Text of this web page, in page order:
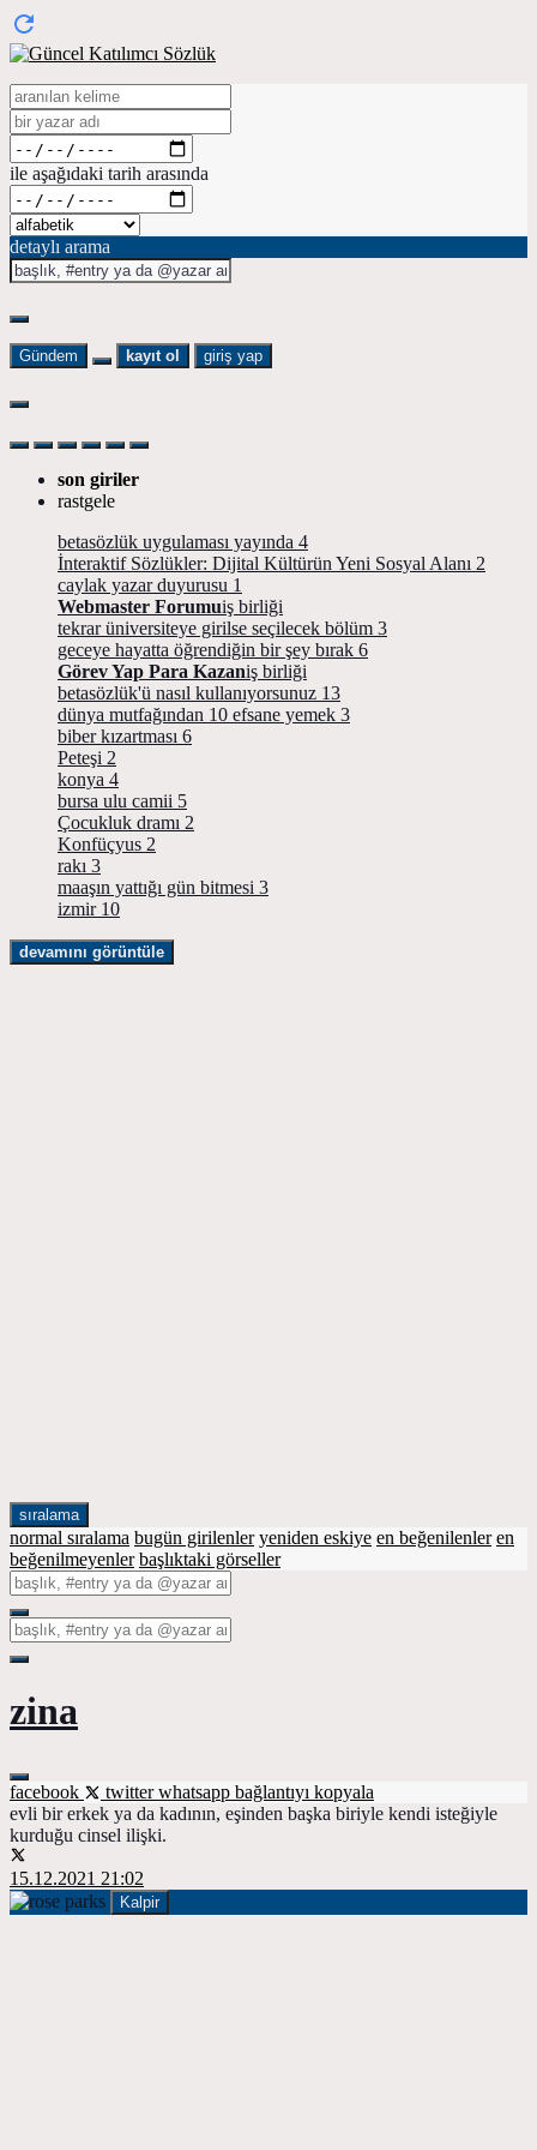
ile aşağıdaki tarih arasında
detaylı arama
Gündem kayıt ol giriş yap
son giriler
rastgele
betasözlük uygulaması yayında 4
İnteraktif Sözlükler: Dijital Kültürün Yeni Sosyal Alanı 2
caylak yazar duyurusu 1
Webmaster Forumuiş birliği
tekrar üniversiteye girilse seçilecek bölüm 3
geceye hayatta öğrendiğin bir şey bırak 6
Görev Yap Para Kazaniş birliği
betasözlük'ü nasıl kullanıyorsunuz 13
dünya mutfağından 10 efsane yemek 3
biber kızartması 6
Peteşi 2
konya 4
bursa ulu camii 5
Çocukluk dramı 2
Konfüçyus 2
rakı 3
maaşın yattığı gün bitmesi 3
izmir 10
devamını görüntüle
sıralama
normal sıralama bugün girilenler yeniden eskiye en beğenilenler en
beğenilmeyenler başlıktaki görseller
zina
facebook twitterwhatsapp bağlantıyı kopyala
evli bir erkek ya da kadının, eşinden başka biriyle kendi isteğiyle
kurduğu cinsel ilişki.
15.12.2021 21:02
Kalpir